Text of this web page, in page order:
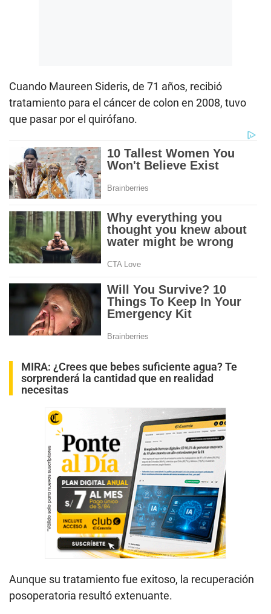
Cuando Maureen Sideris, de 71 años, recibió
tratamiento para el cáncer de colon en 2008, tuvo
que pasar por el quirófano.
MIRA: ¿Crees que bebes suficiente agua? Te
sorprenderá la cantidad que en realidad
necesitas
Aunque su tratamiento fue exitoso, la recuperación
posoperatoria resultó extenuante.